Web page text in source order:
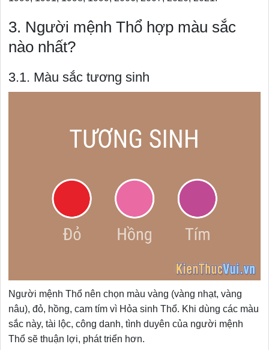
3. Người mệnh Thổ hợp màu sắc
nào nhất?
3.1. Màu sắc tương sinh
Người mệnh Thổ nên chọn màu vàng (vàng nhạt, vàng
nâu), đỏ, hồng, cam tím vì Hỏa sinh Thổ. Khi dùng các màu
sắc này, tài lộc, công danh, tình duyên của người mệnh
Thổ sẽ thuận lợi, phát triển hơn.